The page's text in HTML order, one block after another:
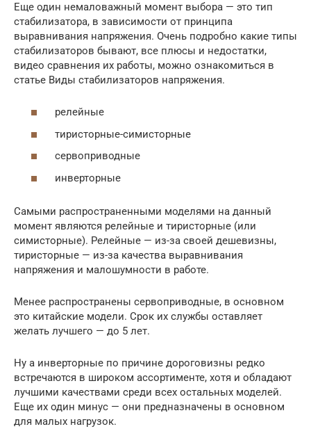
Еще один немаловажный момент выбора — это тип
стабилизатора, в зависимости от принципа
выравнивания напряжения. Очень подробно какие типы
стабилизаторов бывают, все плюсы и недостатки,
видео сравнения их работы, можно ознакомиться в
статье Виды стабилизаторов напряжения.
релейные
тиристорные-симисторные
сервоприводные
инверторные
Самыми распространенными моделями на данный
момент являются релейные и тиристорные (или
симисторные). Релейные — из-за своей дешевизны,
тиристорные — из-за качества выравнивания
напряжения и малошумности в работе.
Менее распространены сервоприводные, в основном
это китайские модели. Срок их службы оставляет
желать лучшего — до 5 лет.
Ну а инверторные по причине дороговизны редко
встречаются в широком ассортименте, хотя и обладают
лучшими качествами среди всех остальных моделей.
Еще их один минус — они предназначены в основном
для малых нагрузок.